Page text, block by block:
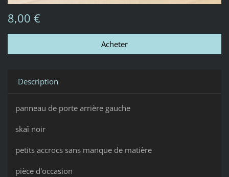
8,00 €
Description
panneau de porte arrière gauche
skaï noir
petits accrocs sans manque de matière
pièce d'occasion